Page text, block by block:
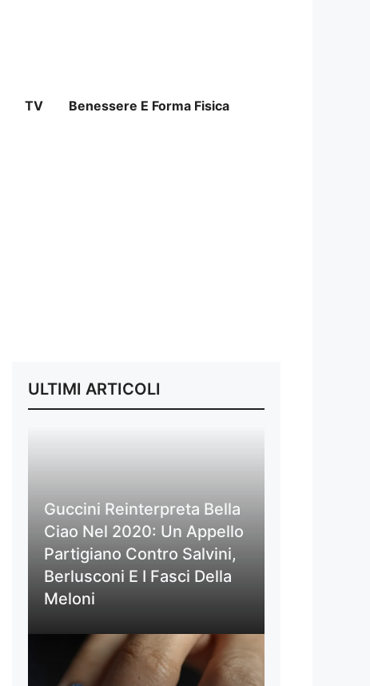
TV Benessere E Forma Fisica
ULTIMI ARTICOLI
Guccini Reinterpreta Bella
Ciao Nel 2020: Un Appello
Partigiano Contro Salvini,
Berlusconi E I Fasci Della
Meloni